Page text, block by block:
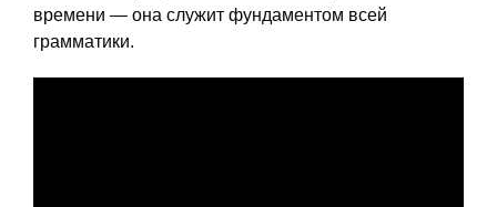
времени — она служит фундаментом всей
грамматики.